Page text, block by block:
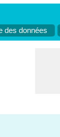
des données